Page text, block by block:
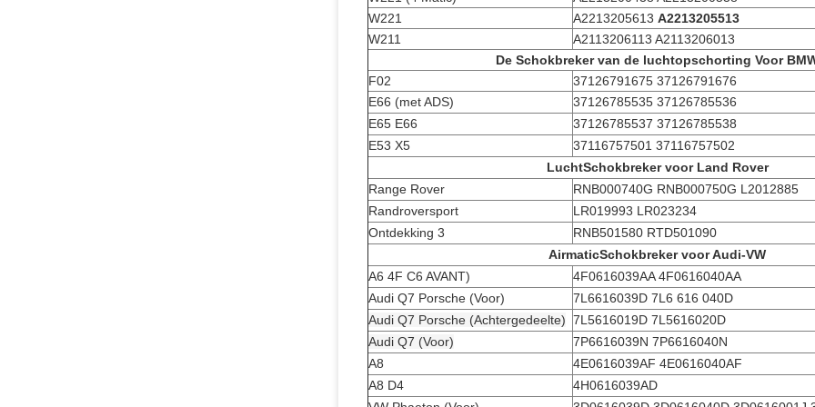
W221
A2213205613 A2213205513
W211
A2113206113 A2113206013
De Schokbreker van de luchtopschorting Voor
F02
37126791675 37126791676
E66 (met ADS)
37126785535 37126785536
E65 E66
37126785537 37126785538
E53 X5
37116757501 37116757502
LuchtSchokbreker voor Land Rover
Range Rover
RNB000740G RNB000750G L2012885
Randroversport
LR019993 LR023234
Ontdekking 3
RNB501580 RTD501090
AirmaticSchokbreker voor Audi-VW
A6 4F C6 AVANT)
4F0616039AA 4F0616040AA
Audi Q7 Porsche (Voor)
7L6616039D 7L6 616 040D
Audi Q7 Porsche (Achtergedeelte) 7L5616019D 7L5616020D
Audi Q7 (Voor)
7P6616039N 7P6616040N
A8
4E0616039AF 4E0616040AF
A8 D4
4H0616039AD